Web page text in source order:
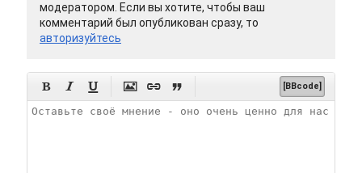
модератором. Если вы хотите, чтобы ваш
комментарий был опубликован сразу, то
авторизуйтесь
      [BBcode]